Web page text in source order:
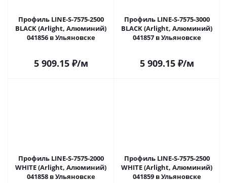
Профиль LINE-S-7575-2500
BLACK (Arlight, Алюминий)
041856 в Ульяновске
5 909.15₽/м
Профиль LINE-S-7575-3000
BLACK (Arlight, Алюминий)
041857 в Ульяновске
5 909.15₽/м
Профиль LINE-S-7575-2000
WHITE (Arlight, Алюминий)
041858 в Ульяновске
Профиль LINE-S-7575-2500
WHITE (Arlight, Алюминий)
041859 в Ульяновске